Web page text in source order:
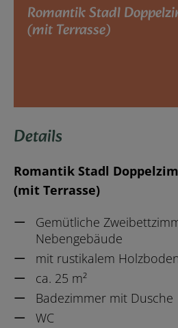
Romantik Stadl
(mit Terrasse)
Details
Romantik Stadl
(mit Terrasse)
Gemütliche
Nebengebäude
mit rustikalem Holzboden
ca. 25 m²
Badezimmer mit Dusche
WC